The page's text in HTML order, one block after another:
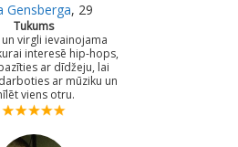
Gensberga, 29
Tukums
virgli ievainojama
interesē hip-hops,
ar dīdžeju, lai
ar mūziku un
viens otru.